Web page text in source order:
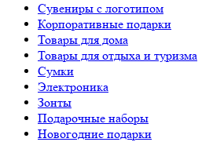
Сувениры с логотипом
Корпоративные подарки
Товары для дома
Товары для отдыха и туризма
Сумки
Электроника
Зонты
Подарочные наборы
Новогодние подарки